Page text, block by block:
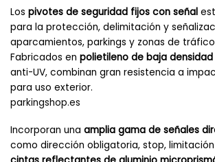
Los pivotes de seguridad fijos con señal
para la protección, delimitación y
aparcamientos, parkings y zonas de
Fabricados en polietileno de baja densidad
anti-UV, combinan gran resistencia a
para uso exterior.
parkingshop.es
Incorporan una amplia gama de señales
como dirección obligatoria, stop,